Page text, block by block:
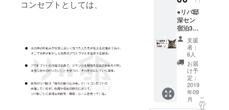
コンセプトとしては、
活動報
告にお
名前掲
載
ご支援
者様限
定FBグ
ループ
へのご
招待 ●
リバ邸
深セン
のメン
バーか
らのお
礼の
メッ
●リバ邸
深セン
宿泊3泊
券（使
用期限
は3年以
内） ●
リバ邸
深セン
ご支援
者様限
定FBグ
支援
者：
6人
お届
け予
定：
2019
年09
月
こ
の
リ